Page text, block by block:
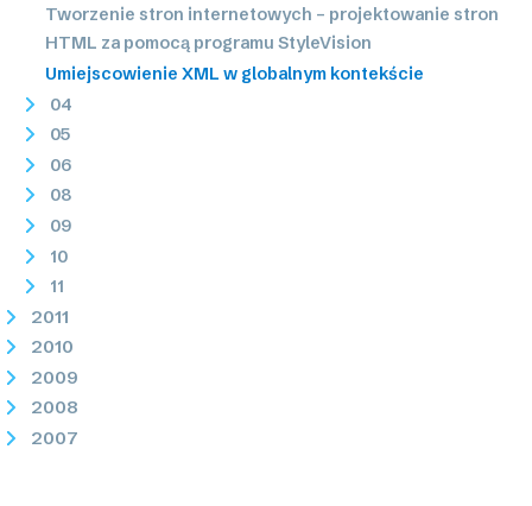
Tworzenie stron internetowych – projektowanie stron
HTML za pomocą programu StyleVision
Umiejscowienie XML w globalnym kontekście
04
05
06
08
09
10
11
2011
2010
2009
2008
2007